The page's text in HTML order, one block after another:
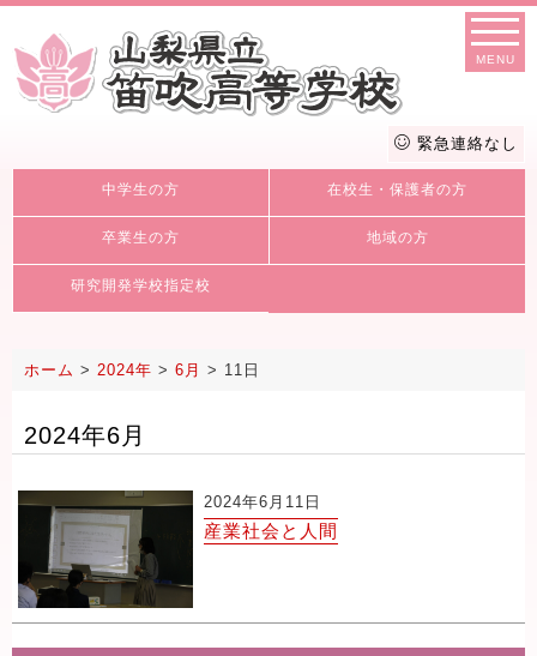
MENU
緊急連絡なし
中学生の方 在校生・保護者の方
卒業生の方 地域の方
研究開発学校指定校
ホーム > 2024年 > 6月 > 11日
2024年6月
2024年6月11日
産業社会と人間